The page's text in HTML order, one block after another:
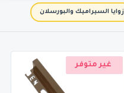
زوايا السيراميك والبورسلان
غير متوفر